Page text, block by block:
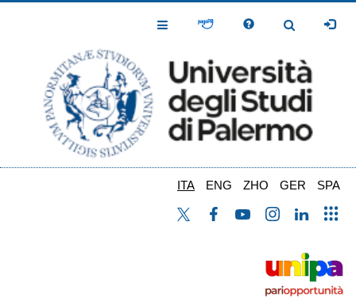
Toggle
Toggle
ITA ENG ZHO GER SPA